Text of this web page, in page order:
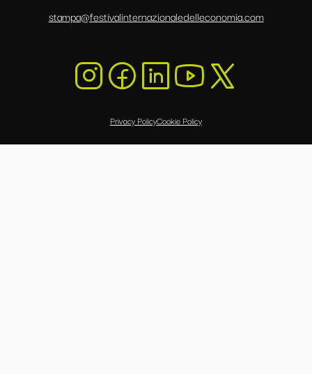
stampa@festivalinternazionaledelleconomia.com
Privacy PolicyCookie Policy